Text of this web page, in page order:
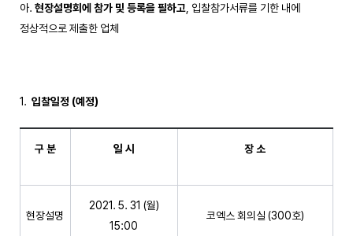
아. 현장설명회에 참가 및 등록을 필하고, 입찰참가서류를 기한 내에
정상적으로 제출한 업체
입찰일정 (예정)
구 분 일 시 장 소
현장설명
2021. 5. 31 (월)
15:00
코엑스 회의실 (300호)